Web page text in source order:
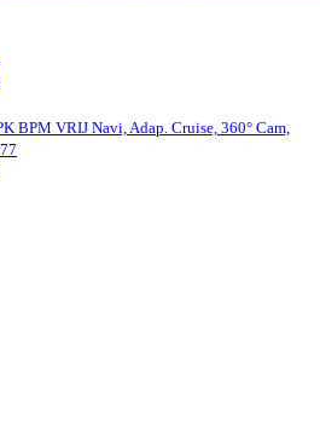
BPM VRIJ Navi, Adap. Cruise, 360° Cam,